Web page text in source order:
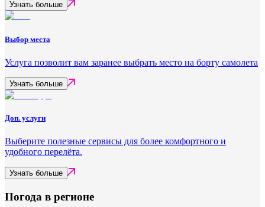
Узнать больше
Выбор места
Услуга позволит вам заранее выбрать место на борту самолета
Узнать больше
Доп. услуги
Выберите полезные сервисы для более комфортного и
удобного перелёта.
Узнать больше
Погода в регионе